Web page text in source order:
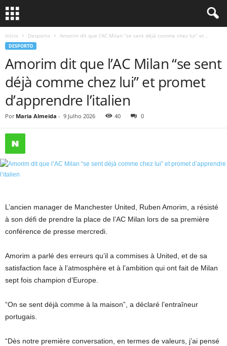
Início Desporto Amorim dit que l’AC Milan “se sent déjà comme chez lui” et...
DESPORTO
Amorim dit que l’AC Milan “se sent
déjà comme chez lui” et promet
d’apprendre l’italien
Por Maria Almeida - 9 Julho 2026 40 0
L’ancien manager de Manchester United, Ruben Amorim, a résisté
à son défi de prendre la place de l’AC Milan lors de sa première
conférence de presse mercredi.
Amorim a parlé des erreurs qu’il a commises à United, et de sa
satisfaction face à l’atmosphère et à l’ambition qui ont fait de Milan
sept fois champion d’Europe.
“On se sent déjà comme à la maison”, a déclaré l’entraîneur
portugais.
“Dès notre première conversation, en termes de valeurs, j’ai pensé